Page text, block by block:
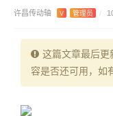
许昌传动轴 V 管理员 /
这篇文章最后更
容是否还可用，如